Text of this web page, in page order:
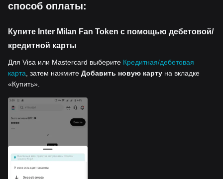
способ оплаты:
Купите Inter Milan Fan Token с помощью дебетовой/
кредитной карты
Для Visa или Mastercard выберите Кредитная/дебетовая
карта , затем нажмите Добавить новую карту на вкладке
«Купить».